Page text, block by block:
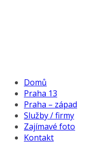
Domů
Praha 13
Praha – západ
Služby / firmy
Zajímavé foto
Kontakt